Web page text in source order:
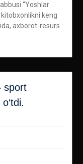
“Yoshlar
keng
axborot-resurs
sport